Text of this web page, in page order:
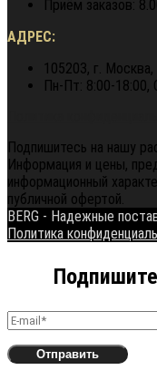
Приём заказов:
АДРЕС:
105203, г.
Пн-Пт: 8:00-18:00,
Подпишитесь на нашу
Информация и цены,
информационный
публичной офертой.
BERG - Надежные
Политика